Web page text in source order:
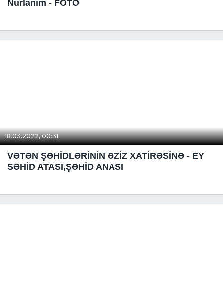
Nurlanım - FOTO
18.03.2022, 00:31
VƏTƏN ŞƏHİDLƏRİNİN ƏZİZ XATİRƏSİNƏ - EY
SƏHİD ATASI,ŞƏHİD ANASI